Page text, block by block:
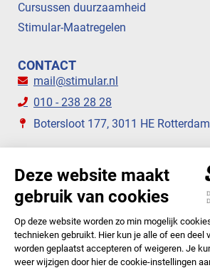
Cursussen duurzaamheid
Stimular-Maatregelen
CONTACT
mail@stimular.nl
010 - 238 28 28
Botersloot 177, 3011 HE Rotterdam
STIMULAR NIEUWSBRIEVEN
ABONNEER NU